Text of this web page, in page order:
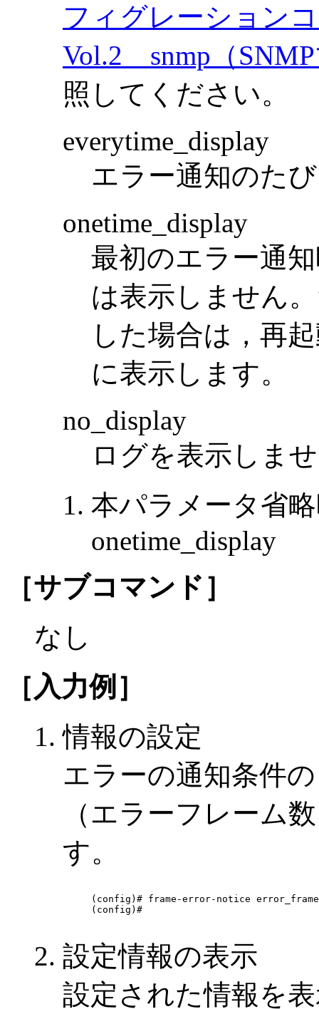
フィグレーション
Vol.2 snmp（
照してください。
everytime_display
エラー通知のた
onetime_display
最初のエラー通
は表示しません
した場合は，再
に表示します。
no_display
ログを表示しま
本パラメータ省
onetime_display
［サブコマンド］
なし
［入力例］
情報の設定
エラーの通知条件
（エラーフレーム
す。
(config)# frame-error-notice
(config)#
設定情報の表示
設定された情報を